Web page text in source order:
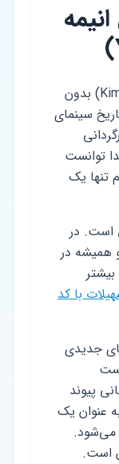
انیمه سینمایی «نام تو» (Kimi no Na wa) بدون
سینمای
سال ۲۰۱۶ به کارگردانی
توانست
تنها یک
است. در
همیشه در
با کد
جدیدی
پیوند
همچنان به عنوان یک
می‌شود.
است.